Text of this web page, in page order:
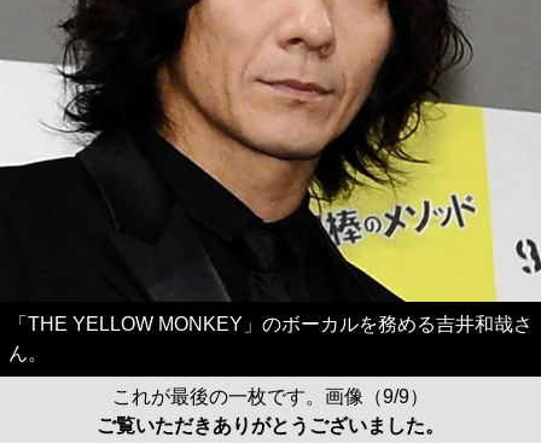
「THE YELLOW MONKEY」のボーカルを務める吉井和哉さ
ん。
これが最後の一枚です。画像（9/9）
ご覧いただきありがとうございました。